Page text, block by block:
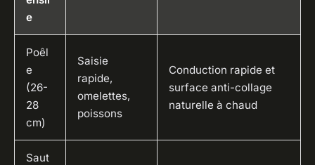
e
Poêl
e
(26-
28
cm)
Saisie
rapide,
omelettes,
poissons
Conduction rapide et
surface anti-collage
naturelle à chaud
Saut